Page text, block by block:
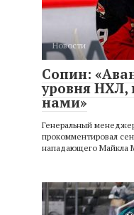
Новости
Сопин:
уровня НХЛ,
нами»
Генеральный
прокомментировал
нападающего Майкла